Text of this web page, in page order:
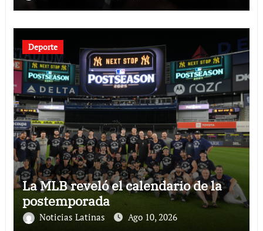
Deporte
La MLB reveló el calendario de la
postemporada
Noticias Latinas Ago 10, 2026